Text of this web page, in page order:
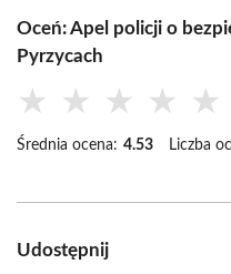
Oceń: Apel policji o
Pyrzycach
★ ★ ★ ★ ★
Średnia ocena: 4.53 Liczba
Udostępnij